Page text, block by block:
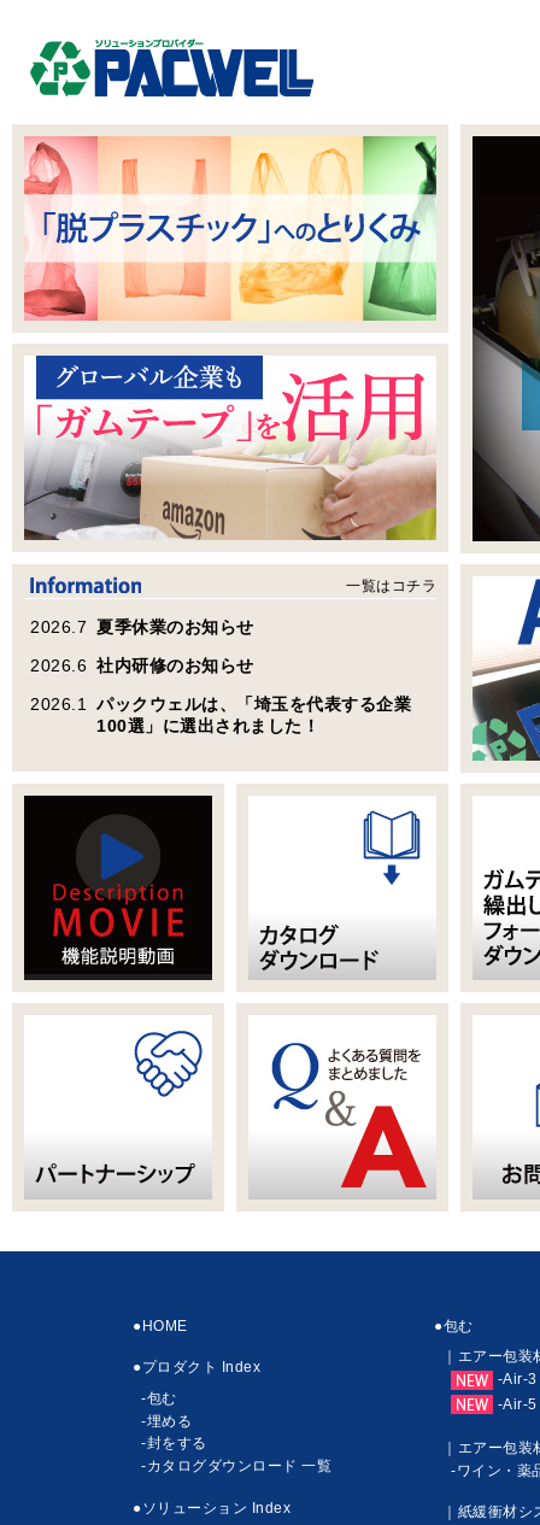
一覧はコチラ
2026.7 夏季休業のお知らせ
2026.6 社内研修のお知らせ
2026.1
パックウェルは、「埼玉を代表する企業
100選」に選出されました！
●HOME
●プロダクト Index
-包む
-埋める
-封をする
-カタログダウンロード 一覧
●ソリューション Index
●包む
｜エアー包装
-Air-3
-Air-5
｜エアー包装
-ワイン・薬
｜紙緩衝材シ